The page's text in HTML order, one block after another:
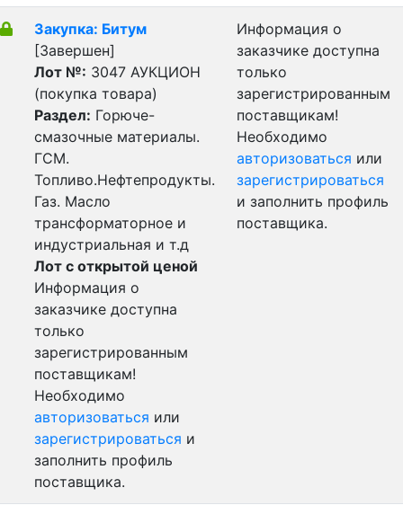
Закупка: Битум
[Завершен]
Лот №: 3047 АУКЦИОН
(покупка товара)
Раздел: Горюче-
смазочные материалы.
ГСМ.
Топливо.Нефтепродукты.
Газ. Масло
трансформаторное и
индустриальная и т.д
Лот с открытой ценой
Информация о
заказчике доступна
только
зарегистрированным
поставщикам!
Необходимо
авторизоваться или
зарегистрироваться и
заполнить профиль
поставщика.
Информация о
заказчике доступна
только
зарегистрированным
поставщикам!
Необходимо
авторизоваться или
зарегистрироваться
и заполнить профиль
поставщика.